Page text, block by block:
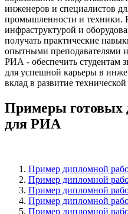
инженеров и специалистов
промышленности и техники.
инфраструктурой и
получать практические
опытными преподавателями
РИА - обеспечить студентам
для успешной карьеры в
вклад в развитие
Примеры готовых
для РИА
Пример дипломной
Пример дипломной
Пример дипломной
Пример дипломной
Пример дипломной